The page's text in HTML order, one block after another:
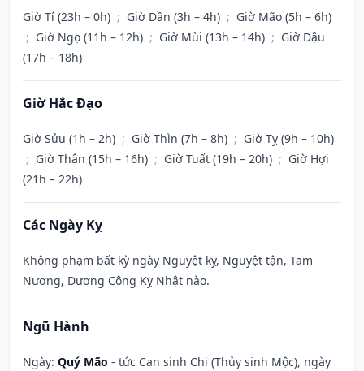
Giờ Tí (23h – 0h) ; Giờ Dần (3h – 4h) ; Giờ Mão (5h – 6h)
; Giờ Ngọ (11h – 12h) ; Giờ Mùi (13h – 14h) ; Giờ Dậu
(17h – 18h)
Giờ Hắc Đạo
Giờ Sửu (1h – 2h) ; Giờ Thìn (7h – 8h) ; Giờ Tỵ (9h – 10h)
; Giờ Thân (15h – 16h) ; Giờ Tuất (19h – 20h) ; Giờ Hợi
(21h – 22h)
Các Ngày Kỵ
Không phạm bất kỳ ngày Nguyệt kỵ, Nguyệt tận, Tam
Nương, Dương Công Kỵ Nhật nào.
Ngũ Hành
Ngày: Quý Mão - tức Can sinh Chi (Thủy sinh Mộc), ngày